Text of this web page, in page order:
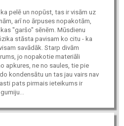
pelē un nopūst, tas ir visām uz
arī no ārpuses nopakotām,
"garšo" sēnēm. Mūsdienu
stāsta pavisam ko citu - ka
savādāk. Starp divām
jo nopakotie materiāli
apkures, ne no saules, tie pie
kondensātu un tas jau vairs nav
pats pirmais ieteikums ir